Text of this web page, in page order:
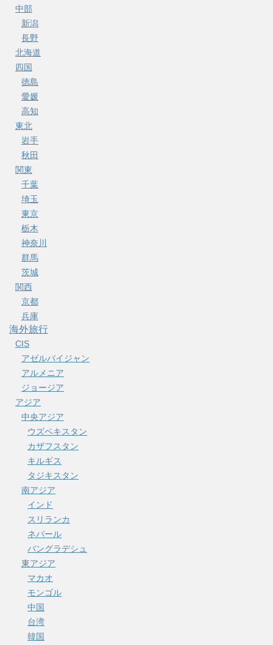
中部
新潟
長野
北海道
四国
徳島
愛媛
高知
東北
岩手
秋田
関東
千葉
埼玉
東京
栃木
神奈川
群馬
茨城
関西
京都
兵庫
海外旅行
CIS
アゼルバイジャン
アルメニア
ジョージア
アジア
中央アジア
ウズベキスタン
カザフスタン
キルギス
タジキスタン
南アジア
インド
スリランカ
ネパール
バングラデシュ
東アジア
マカオ
モンゴル
中国
台湾
韓国